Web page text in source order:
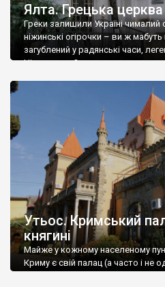
Ялта. Грецька
Греки залишили Україні
ніжинські огірочки – ви ж мабуть
загублений у радянські часи,
Ніжин греки?
Утьос. Кримський
княгині
Майже у кожному населеному
Криму є свій палац (а часто і не